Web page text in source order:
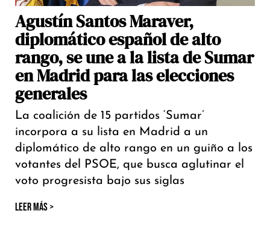
Agustín Santos Maraver,
diplomático español de alto
rango, se une a la lista de Sumar
en Madrid para las elecciones
generales
La coalición de 15 partidos ‘Sumar’
incorpora a su lista en Madrid a un
diplomático de alto rango en un guiño a los
votantes del PSOE, que busca aglutinar el
voto progresista bajo sus siglas
LEER MÁS >